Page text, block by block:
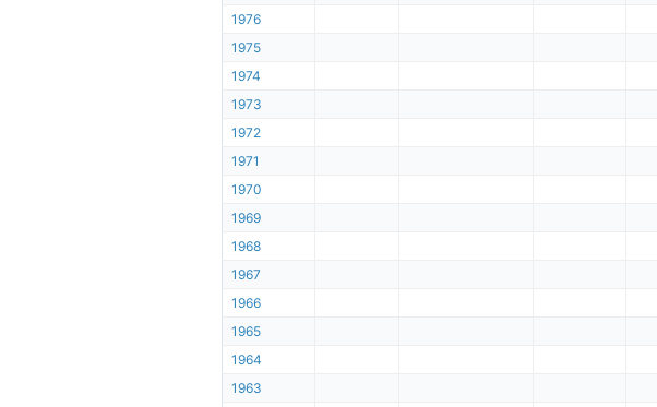
1976
1975
1974
1973
1972
1971
1970
1969
1968
1967
1966
1965
1964
1963